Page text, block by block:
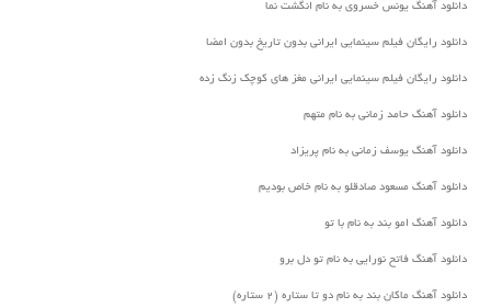
دانلود آهنگ یونس خسروی به نام انگشت نما
دانلود رایگان فیلم سینمایی ایرانی بدون تاریخ بدون امضا
دانلود رایگان فیلم سینمایی ایرانی مغز های کوچک زنگ زده
دانلود آهنگ حامد زمانی به نام متهم
دانلود آهنگ یوسف زمانی به نام پریزاد
دانلود آهنگ مسعود صادقلو به نام خاص بودیم
دانلود آهنگ امو بند به نام با تو
دانلود آهنگ فاتح نورایی به نام تو دل برو
دانلود آهنگ ماکان بند به نام دو تا ستاره (۲ ستاره)